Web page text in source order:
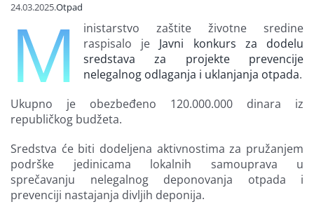
24.03.2025.Otpad
M
inistarstvo zaštite životne sredine
raspisalo je Javni konkurs za dodelu
sredstava za projekte prevencije
nelegalnog odlaganja i uklanjanja otpada.
Ukupno je obezbeđeno 120.000.000 dinara iz
republičkog budžeta.
Sredstva će biti dodeljena aktivnostima za pružanjem
podrške jedinicama lokalnih samouprava u
sprečavanju nelegalnog deponovanja otpada i
prevenciji nastajanja divljih deponija.